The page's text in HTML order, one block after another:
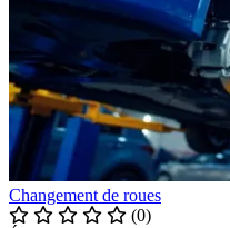
Changement de roues
(0)